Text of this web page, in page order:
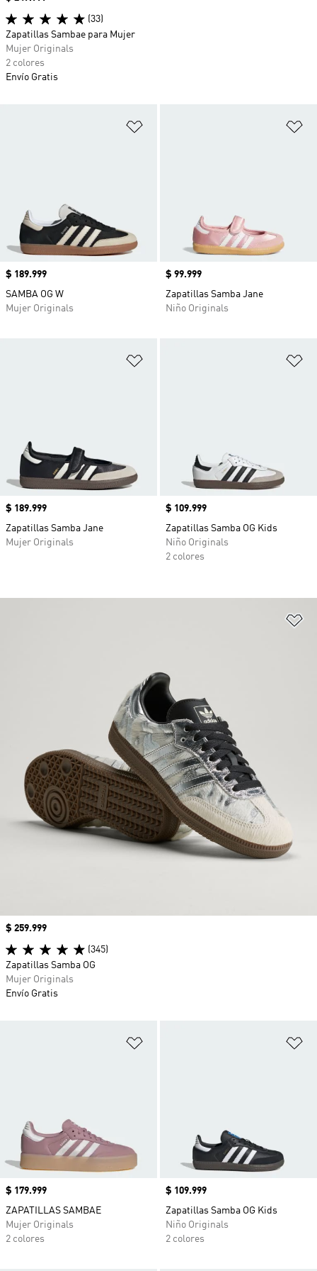
Precio
$ 189.999
SAMBA OG W
Mujer Originals
Precio
$ 99.999
Zapatillas Samba Jane
Niño Originals
Precio
$ 189.999
Zapatillas Samba Jane
Mujer Originals
Precio
$ 109.999
Zapatillas Samba OG Kids
Niño Originals
2 colores
Precio
$ 179.999
ZAPATILLAS SAMBAE
Mujer Originals
2 colores
Precio
$ 109.999
Zapatillas Samba OG Kids
Niño Originals
2 colores
Precio
$ 259.999
(345)
Zapatillas Samba OG
Mujer Originals
Envío Gratis
(33)
Zapatillas Sambae para Mujer
Mujer Originals
2 colores
Envío Gratis